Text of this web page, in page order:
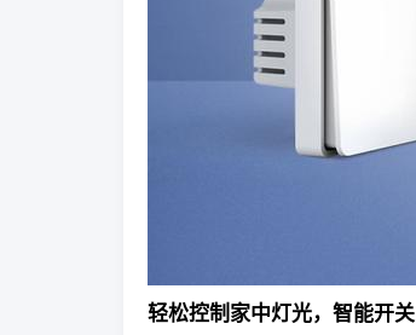
轻松控制家中灯光，智能开关